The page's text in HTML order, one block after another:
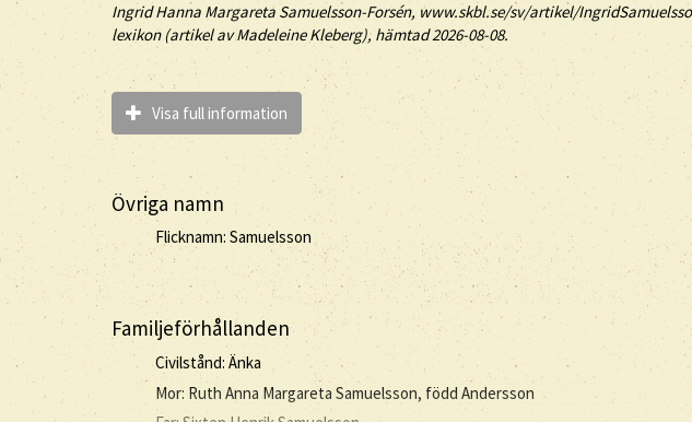
IngridHanna Margareta Samuelsson-Forsén, www.skbl.se/sv/artikel/
lexikon (artikel avMadeleine Kleberg), hämtad 2026-08-08.
Visa full information
Övriga namn
Flicknamn: Samuelsson
Familjeförhållanden
Civilstånd: Änka
Mor: Ruth Anna Margareta Samuelsson, född Andersson